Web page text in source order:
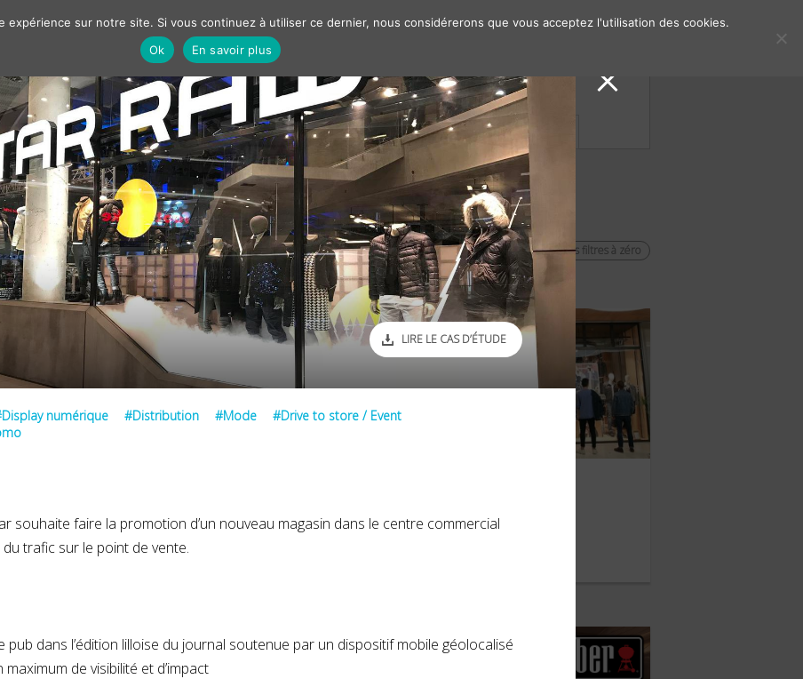
Nos solutions Best cases Marketing Communiqués de presse Contacts
FILTRER PAR
OBJECTIFS / CONTEXTE remettre les filtres à zéro
LIRE LE CAS D’ÉTUDE
numérique #Distribution #Mode
#Drive to store / Event
souhaite faire la promotion d’un nouveau magasin dans le centre commercial
trafic sur le point de vente.
pub dans l’édition lilloise du journal soutenue par un dispositif mobile géolocalisé
de visibilité et d’impact
expérience sur notre site. Si vous continuez à utiliser ce dernier, nous considérerons que vous acceptez l'utilisation des cookies.
Ok
En savoir plus